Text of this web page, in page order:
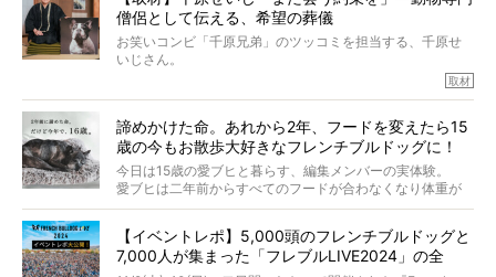
犬の旅立ちや供養についてインタビュー。
インタビュアー兼対談相手は、大の犬好きで心霊分野の知
識にも長けているPELIさん。
「愛犬が旅立ったあと、ベッドやおもちゃはどうすればい
い？」「お骨はどうするべき？」「お花やお線香は喜んで
くれる？」
さらには、霊感がない人でも愛犬が成仏したことを知る方
法まで。
お笑い芸人だからこそ暗くなりすぎない、むしろ心がスッ
と軽くなる。
永久保存版のスペシャル対談です！
僧侶として伝える、希望の葬儀
お笑いコンビ「千原兄弟」のツッコミを担当する、千原せ
いじさん。
今年で結成35周年を迎え、芸人としての活躍も目覚ましい
た。
僧侶としての名は「靖賢（せいけん）」。
当時54歳という年齢にして、なぜ動物専門僧侶という道を
選んだのか。
また、愛犬の旅立ちとどのように向き合うべきなのか。
た。
取材
諦めかけた命。あれから2年、フードを変えたら15
歳の今もお散歩大好きなフレンチブルドッグに！
今日は15歳の愛ブヒと暮らす、編集メンバーの実体験。
愛ブヒは二年前からすべてのフードが合わなくなり体重が
激減。検査をしても異常はなく「年齢のせいですね…」と言
もう諦めるしかないのかな…そんなとき、我が家に届いたの
が「THE fu-do(ザ・フード)」の試食品でした。
【イベントレポ】5,000頭のフレンチブルドッグと
7,000人が集まった「フレブルLIVE2024」の全